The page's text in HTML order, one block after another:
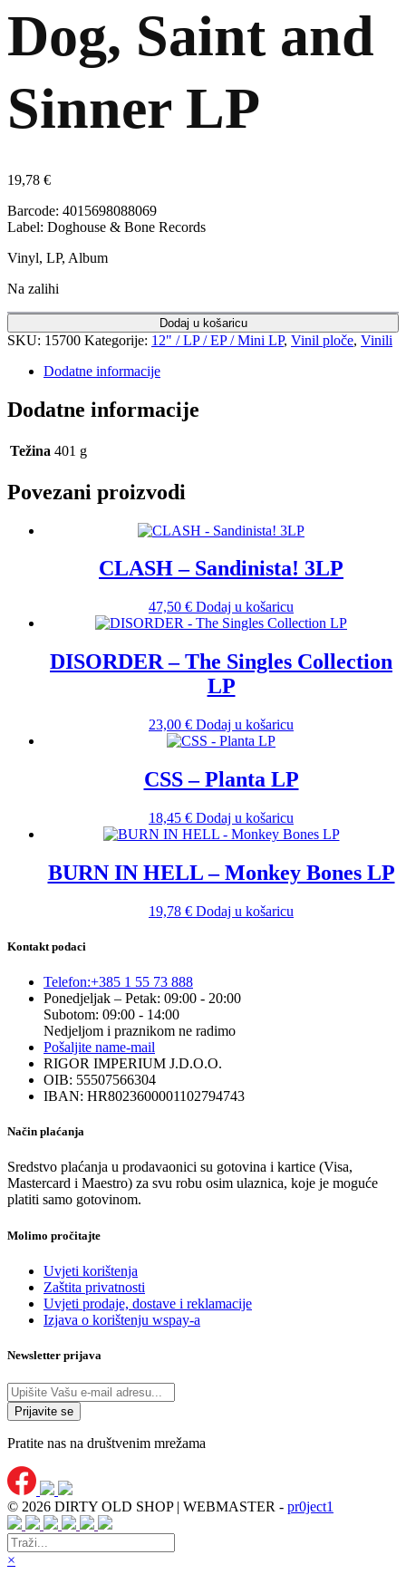
Dog, Saint and
Sinner LP
19,78 €
Barcode: 4015698088069
Label: Doghouse & Bone Records
Vinyl, LP, Album
Na zalihi
Dodaj u košaricu
SKU: 15700 Kategorije: 12" / LP / EP / Mini LP, Vinil ploče, Vinili
Dodatne informacije
Dodatne informacije
Težina 401 g
Povezani proizvodi
CLASH – Sandinista! 3LP
47,50 € Dodaj u košaricu
DISORDER – The Singles Collection
LP
23,00 € Dodaj u košaricu
CSS – Planta LP
18,45 € Dodaj u košaricu
BURN IN HELL – Monkey Bones LP
19,78 € Dodaj u košaricu
Kontakt podaci
Telefon:+385 1 55 73 888
Ponedjeljak – Petak: 09:00 - 20:00
Subotom: 09:00 - 14:00
Nedjeljom i praznikom ne radimo
Pošaljite name-mail
RIGOR IMPERIUM J.D.O.O.
OIB: 55507566304
IBAN: HR8023600001102794743
Način plaćanja
Sredstvo plaćanja u prodavaonici su gotovina i kartice (Visa,
Mastercard i Maestro) za svu robu osim ulaznica, koje je moguće
platiti samo gotovinom.
Molimo pročitajte
Uvjeti korištenja
Zaštita privatnosti
Uvjeti prodaje, dostave i reklamacije
Izjava o korištenju wspay-a
Newsletter prijava
Pratite nas na društvenim mrežama
© 2026 DIRTY OLD SHOP | WEBMASTER - pr0ject1
×